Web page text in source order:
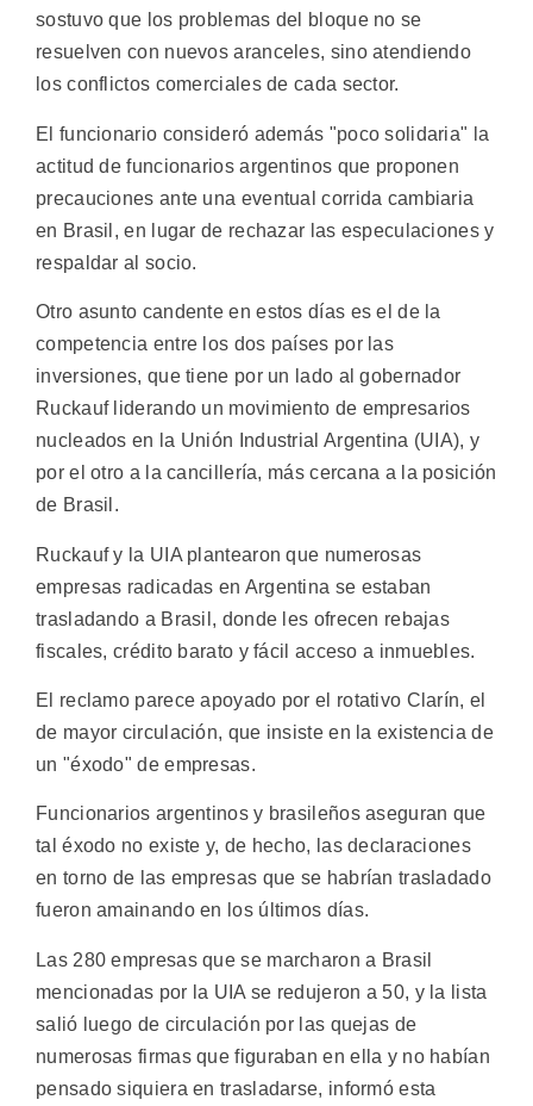
sostuvo que los problemas del bloque no se
resuelven con nuevos aranceles, sino atendiendo
los conflictos comerciales de cada sector.
El funcionario consideró además "poco solidaria" la
actitud de funcionarios argentinos que proponen
precauciones ante una eventual corrida cambiaria
en Brasil, en lugar de rechazar las especulaciones y
respaldar al socio.
Otro asunto candente en estos días es el de la
competencia entre los dos países por las
inversiones, que tiene por un lado al gobernador
Ruckauf liderando un movimiento de empresarios
nucleados en la Unión Industrial Argentina (UIA), y
por el otro a la cancillería, más cercana a la posición
de Brasil.
Ruckauf y la UIA plantearon que numerosas
empresas radicadas en Argentina se estaban
trasladando a Brasil, donde les ofrecen rebajas
fiscales, crédito barato y fácil acceso a inmuebles.
El reclamo parece apoyado por el rotativo Clarín, el
de mayor circulación, que insiste en la existencia de
un "éxodo" de empresas.
Funcionarios argentinos y brasileños aseguran que
tal éxodo no existe y, de hecho, las declaraciones
en torno de las empresas que se habrían trasladado
fueron amainando en los últimos días.
Las 280 empresas que se marcharon a Brasil
mencionadas por la UIA se redujeron a 50, y la lista
salió luego de circulación por las quejas de
numerosas firmas que figuraban en ella y no habían
pensado siquiera en trasladarse, informó esta